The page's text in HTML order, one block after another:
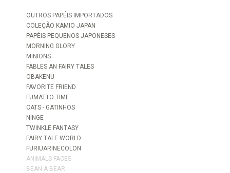
OUTROS PAPÉIS IMPORTADOS
COLEÇÃO KAMIO JAPAN
PAPÉIS PEQUENOS JAPONESES
MORNING GLORY
MINIONS
FABLES AN FAIRY TALES
OBAKENU
FAVORITE FRIEND
FUMATTO TIME
CATS - GATINHOS
NINGE
TWINKLE FANTASY
FAIRY TALE WORLD
FURIUARINECOLON
ANIMALS FACES
BEAN A BEAR